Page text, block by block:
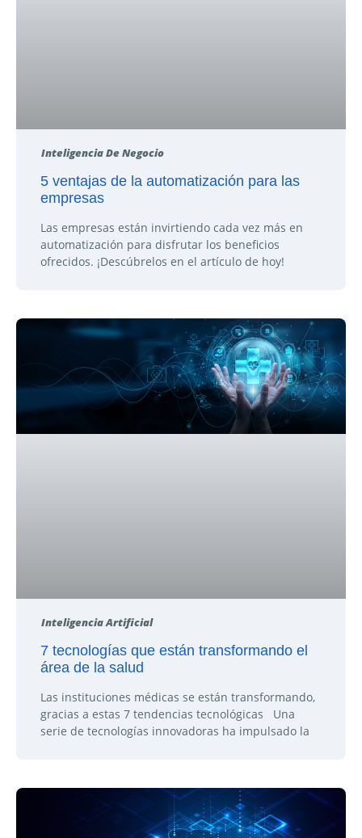
Inteligencia De Negocio
5 ventajas de la automatización para las
empresas
Las empresas están invirtiendo cada vez más en
automatización para disfrutar los beneficios
ofrecidos. ¡Descúbrelos en el artículo de hoy!
Inteligencia Artificial
7 tecnologías que están transformando el
área de la salud
Las instituciones médicas se están transformando,
gracias a estas 7 tendencias tecnológicas Una
serie de tecnologías innovadoras ha impulsado la